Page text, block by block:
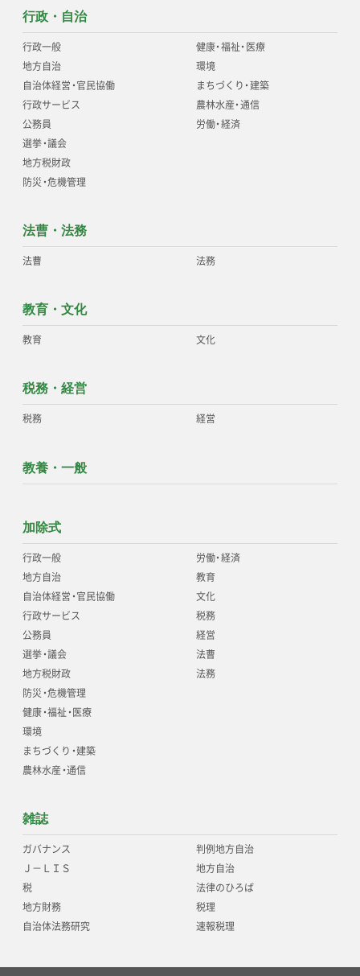
行政・自治
行政一般
地方自治
自治体経営・官民協働
行政サービス
公務員
選挙・議会
地方税財政
防災・危機管理
健康・福祉・医療
環境
まちづくり・建築
農林水産・通信
労働・経済
法曹・法務
法曹 法務
教育・文化
教育 文化
税務・経営
税務 経営
教養・一般
加除式
行政一般
地方自治
自治体経営・官民協働
行政サービス
公務員
選挙・議会
地方税財政
防災・危機管理
健康・福祉・医療
環境
まちづくり・建築
農林水産・通信
労働・経済
教育
文化
税務
経営
法曹
法務
雑誌
ガバナンス
Ｊ－ＬＩＳ
税
地方財務
自治体法務研究
判例地方自治
地方自治
法律のひろば
税理
速報税理